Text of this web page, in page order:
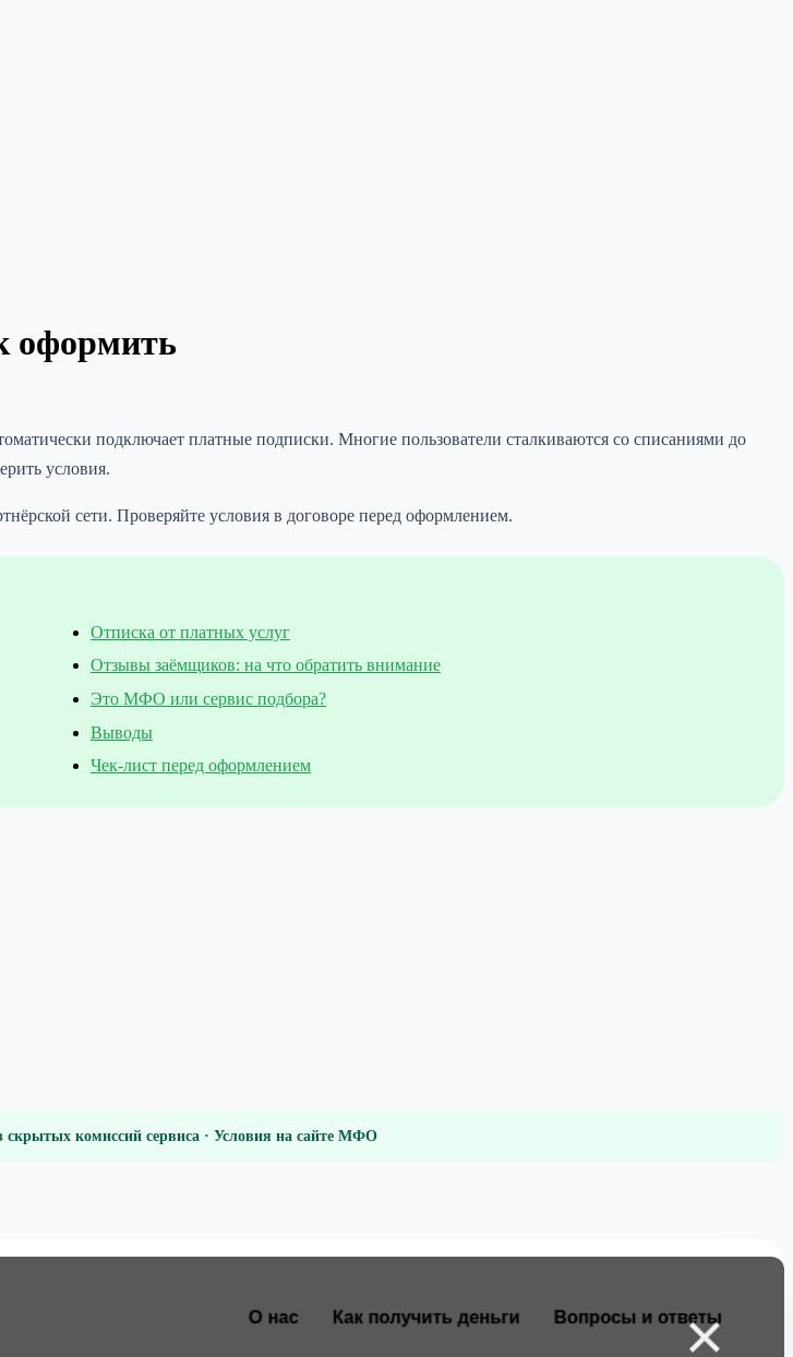
оформить
подключает платные подписки. Многие пользователи сталкиваются со списаниями до
условия.
сети. Проверяйте условия в договоре перед оформлением.
Отписка от платных услуг
Отзывы заёмщиков: на что обратить внимание
Это МФО или сервис подбора?
Выводы
Чек-лист перед оформлением
комиссий сервиса · Условия на сайте МФО